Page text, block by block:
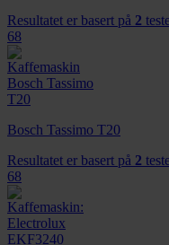
Resultatet er basert på 2
68
Bosch Tassimo T20
Resultatet er basert på 2
68